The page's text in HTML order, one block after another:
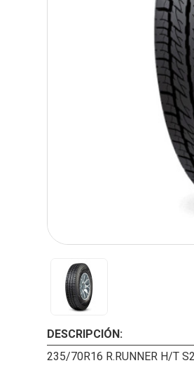
DESCRIPCIÓN:
235/70R16 R.RUNNER H/T